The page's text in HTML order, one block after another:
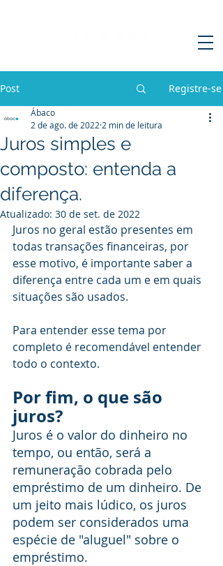
Post Registre-se
Juros simples e
composto: entenda a
diferença.
Ábaco
2 de ago. de 2022 2 min de leitura
Atualizado: 30 de set. de 2022
Juros no geral estão presentes em
todas transações financeiras, por
esse motivo, é importante saber a
diferença entre cada um e em quais
situações são usados.
Para entender esse tema por
completo é recomendável entender
todo o contexto.
Por fim, o que são
juros?
Juros é o valor do dinheiro no
tempo, ou então, será a
remuneração cobrada pelo
empréstimo de um dinheiro. De
um jeito mais lúdico, os juros
podem ser considerados uma
espécie de "aluguel" sobre o
empréstimo.